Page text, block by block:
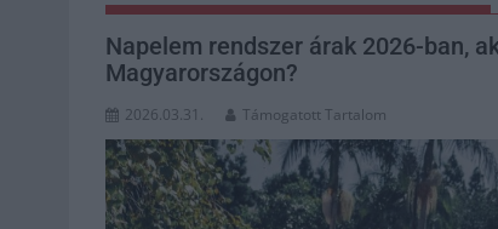
Napelem rendszer árak 2026-ban,
Magyarországon?
2026.03.31. Támogatott Tartalom